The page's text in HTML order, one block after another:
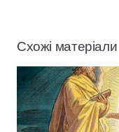
Схожі матеріали